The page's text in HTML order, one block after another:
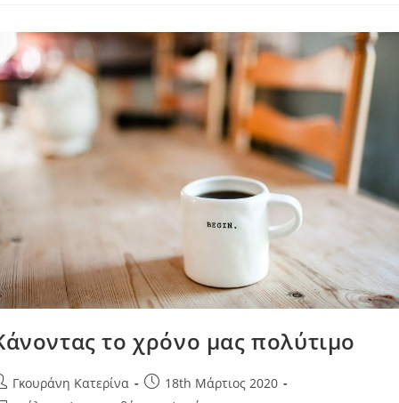
το χρόνο μας πολύτιμο
Γκουράνη Κατερίνα
18th Μάρτιος 2020